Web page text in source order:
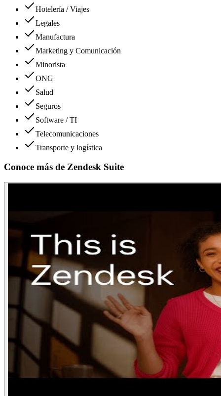
Hotelería / Viajes
Legales
Manufactura
Marketing y Comunicación
Minorista
ONG
Salud
Seguros
Software / TI
Telecomunicaciones
Transporte y logística
Conoce más de Zendesk Suite